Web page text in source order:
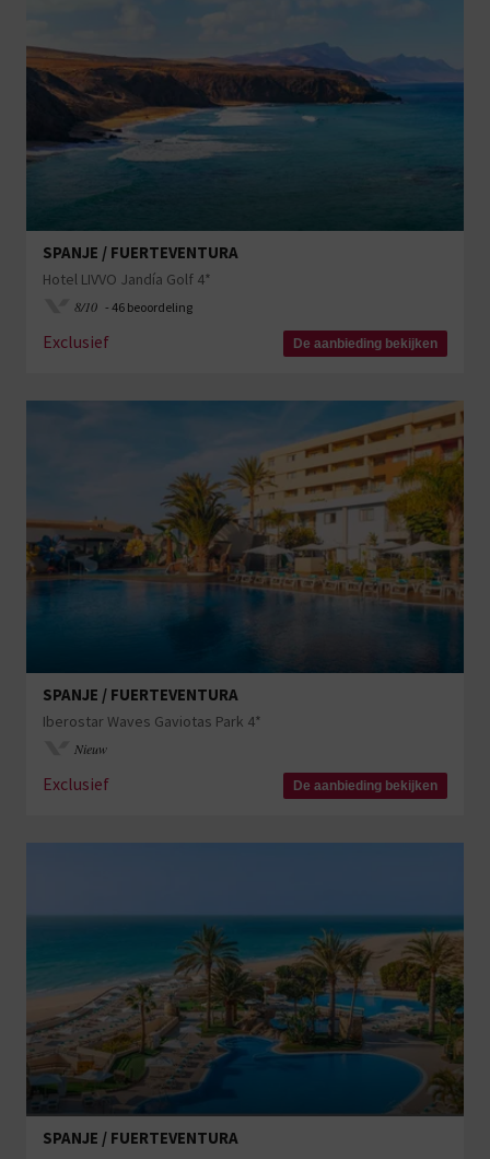
SPANJE / FUERTEVENTURA
Hotel LIVVO Jandía Golf 4*
8/10 - 46 beoordeling
Exclusief De aanbieding bekijken
SPANJE / FUERTEVENTURA
Iberostar Waves Gaviotas Park 4*
Nieuw
Exclusief De aanbieding bekijken
SPANJE / FUERTEVENTURA